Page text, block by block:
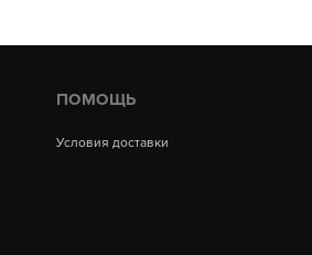
ПОМОЩЬ
Условия доставки